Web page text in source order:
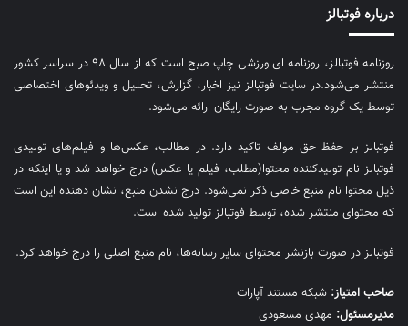
درباره فوتبالز
روزنامه فوتبالز، روزنامه ای ورزشی چاپ صبح است که از سال ۹۸ در سراسر کشور
منتشر می‌شود.در سایت فوتبالز نیز اخبار، گزارش، تحلیل و ویدئوهای اختصاصی
توسط یک گروه مجرب به صورت رایگان ارائه می‌شود.
فوتبالز بر حفظ حق مولف تاکید دارد. در مطالب، عکس‌ها و فیلم‌های تولیدی
فوتبالز نام تولیدکننده محتوا(مطلب، فیلم یا عکس) درج خواهد شد و یا اینکه در
ذیل محتوا نام منبع خاصی ذکر نمی‌‎شود. درج نشدن منبع، نشان دهنده این است
که محتوای منتشر شده، توسط فوتبالز تولید شده است.
فوتبالز در صورت بازنشر محتوای سایر رسانه‌ها، نام منبع اصلی را درج خواهد کرد.
صاحب امتیاز: شبکه مستند آپارات
مديرمسئول: مهدی مسعودی